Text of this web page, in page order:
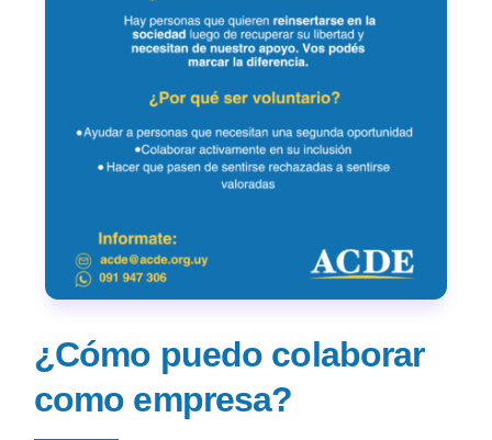
¿Cómo puedo colaborar
como empresa?​